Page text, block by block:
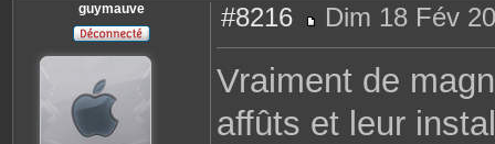
guymauve #8216
e
s
a
Dim 18 Fév
Vraiment de
affûts et leur